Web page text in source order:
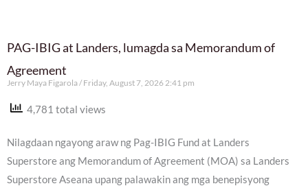
PAG-IBIG at Landers, lumagda sa Memorandum of
Agreement
Jerry Maya Figarola Friday, August 7, 2026 2:41 pm
4,781 total views
Nilagdaan ngayong araw ng Pag-IBIG Fund at Landers
Superstore ang Memorandum of Agreement (MOA) sa Landers
Superstore Aseana upang palawakin ang mga benepisyong